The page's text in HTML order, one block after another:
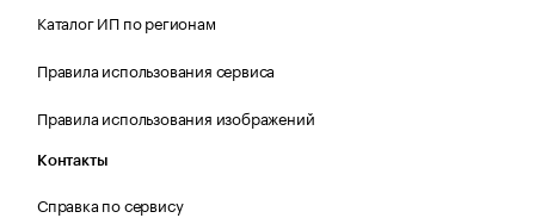
Каталог ИП по регионам
Правила использования сервиса
Правила использования изображений
Контакты
Справка по сервису